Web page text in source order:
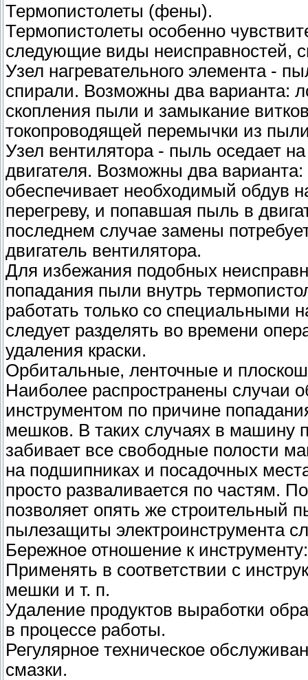
Термопистолеты (фены).
Термопистолеты особенно
следующие виды неисправностей,
Узел нагревательного элемента -
спирали. Возможны два варианта:
скопления пыли и замыкание
токопроводящей перемычки из
Узел вентилятора - пыль оседает
двигателя. Возможны два
обеспечивает необходимый обдув
перегреву, и попавшая пыль в
последнем случае замены
двигатель вентилятора.
Для избежания подобных
попадания пыли внутрь
работать только со специальными
следует разделять во времени
удаления краски.
Орбитальные, ленточные и
Наиболее распространены случаи
инструментом по причине
мешков. В таких случаях в машину
забивает все свободные полости
на подшипниках и посадочных
просто разваливается по частям.
позволяет опять же
пылезащиты электроинструмента
Бережное отношение к инструменту:
Применять в соответствии с
мешки и т. п.
Удаление продуктов выработки
в процессе работы.
Регулярное техническое
смазки.